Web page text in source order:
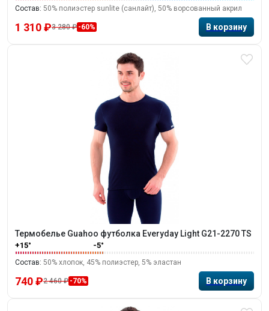
Состав: 50% полиэстер sunlite (санлайт), 50% ворсованный акрил
1 310 ₽3 280 ₽ -60%
Термобелье Guahoo футболка Everyday Light G21-2270 TS
+15° -5°
Состав: 50% хлопок, 45% полиэстер, 5% эластан
740 ₽2 460 ₽ -70%